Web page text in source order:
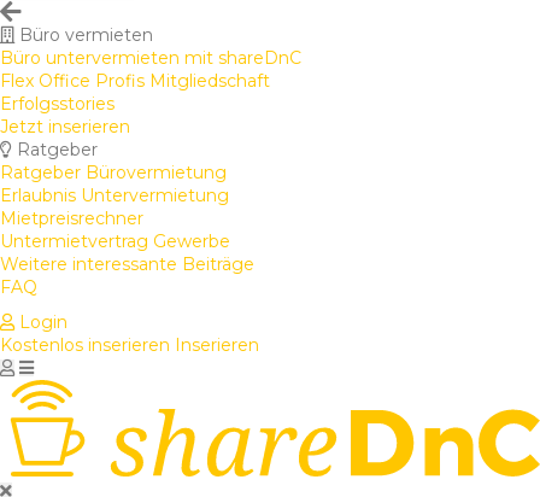
Büro vermieten
Büro untervermieten mit shareDnC
Flex Office Profis Mitgliedschaft
Erfolgsstories
Jetzt inserieren
Ratgeber
Ratgeber Bürovermietung
Erlaubnis Untervermietung
Mietpreisrechner
Untermietvertrag Gewerbe
Weitere interessante Beiträge
FAQ
Login
Kostenlos inserieren Inserieren